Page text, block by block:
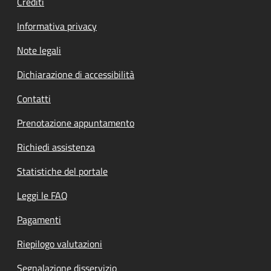
Informativa privacy
Note legali
Dichiarazione di accessibilità
Contatti
Prenotazione appuntamento
Richiedi assistenza
Statistiche del portale
Leggi le FAQ
Pagamenti
Riepilogo valutazioni
Segnalazione disservizio